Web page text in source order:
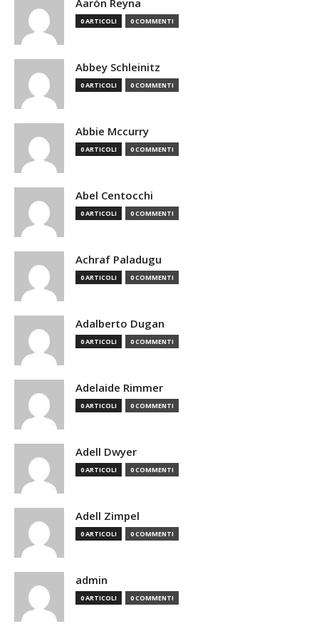
Aarón Reyna
0 ARTICOLI 0 COMMENTI
Abbey Schleinitz
0 ARTICOLI 0 COMMENTI
Abbie Mccurry
0 ARTICOLI 0 COMMENTI
Abel Centocchi
0 ARTICOLI 0 COMMENTI
Achraf Paladugu
0 ARTICOLI 0 COMMENTI
Adalberto Dugan
0 ARTICOLI 0 COMMENTI
Adelaide Rimmer
0 ARTICOLI 0 COMMENTI
Adell Dwyer
0 ARTICOLI 0 COMMENTI
Adell Zimpel
0 ARTICOLI 0 COMMENTI
admin
0 ARTICOLI 0 COMMENTI